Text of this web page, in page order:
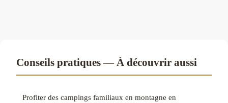
Conseils pratiques — À découvrir aussi
Profiter des campings familiaux en montagne en